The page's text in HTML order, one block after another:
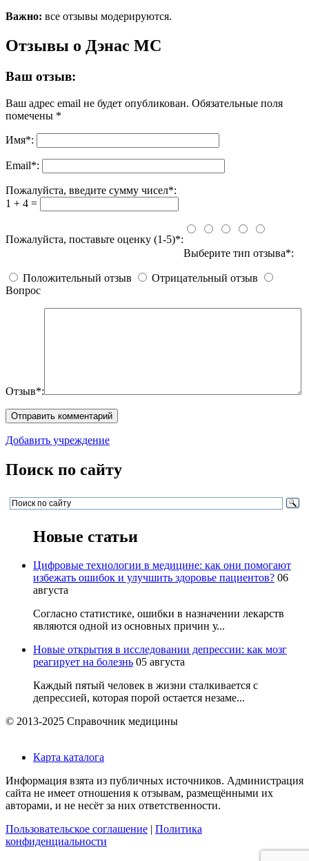
Важно: все отзывы модерируются.
Отзывы о Дэнас МС
Ваш отзыв:
Ваш адрес email не будет опубликован. Обязательные поля
помечены *
Имя*:
Email*:
Пожалуйста, введите сумму чисел*:
1 + 4 =
Пожалуйста, поставьте оценку (1-5)*:
Выберите тип отзыва*:
Положительный отзыв
Отрицательный отзыв
Вопрос
Отзыв*:
Добавить учреждение
Поиск по сайту
Новые статьи
Цифровые технологии в медицине: как они помогают
избежать ошибок и улучшить здоровье пациентов? 06
августа
Согласно статистике, ошибки в назначении лекарств
являются одной из основных причин у...
Новые открытия в исследовании депрессии: как мозг
реагирует на болезнь 05 августа
Каждый пятый человек в жизни сталкивается с
депрессией, которая порой остается незаме...
© 2013-2025 Справочник медицины
Карта каталога
Информация взята из публичных источников. Администрация
сайта не имеет отношения к отзывам, размещёнными их
авторами, и не несёт за них ответственности.
Пользовательское соглашение
Политика
конфиденциальности